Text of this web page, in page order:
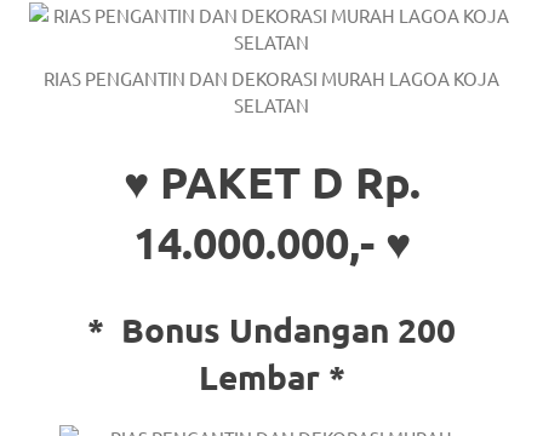
https://www.drugswatches.com.
RIAS PENGANTIN DAN DEKORASI MURAH LAGOA KOJA
SELATAN
♥ PAKET D Rp.
14.000.000,- ♥
* Bonus Undangan 200
Lembar *